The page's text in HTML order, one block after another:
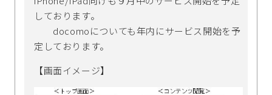
しております。
docomoについても年内にサービス開始を予
定しております。
【画面イメージ】